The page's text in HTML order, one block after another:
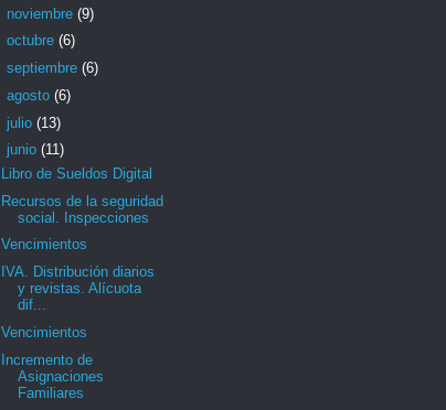
noviembre (9)
octubre (6)
septiembre (6)
agosto (6)
julio (13)
junio (11)
Libro de Sueldos Digital
Recursos de la seguridad
social. Inspecciones
Vencimientos
IVA. Distribución diarios
y revistas. Alícuota
dif...
Vencimientos
Incremento de
Asignaciones
Familiares